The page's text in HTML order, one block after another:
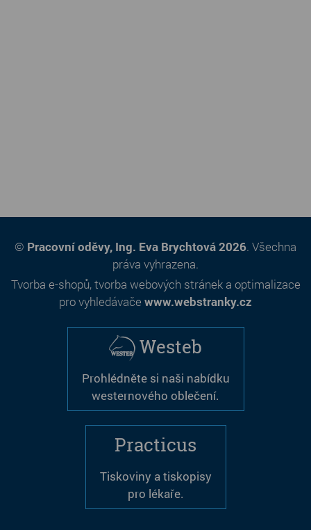
© Pracovní oděvy, Ing. Eva Brychtová 2026. Všechna
práva vyhrazena.
Tvorba e-shopů,tvorba webových stráneka optimalizace
pro vyhledávače www.webstranky.cz
Westeb
Prohlédněte si naši nabídku
westernového oblečení.
Practicus
Tiskoviny a tiskopisy
pro lékaře.